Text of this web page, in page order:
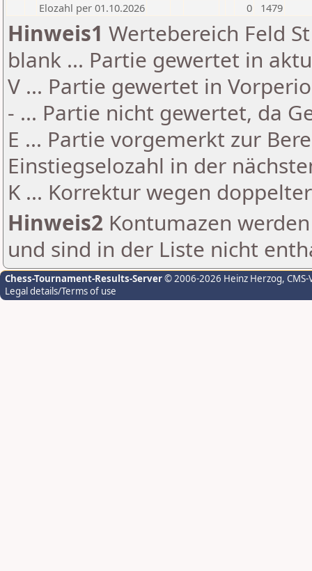
Elozahl per 01.10.2026
0 1479
Hinweis1 Wertebereich Feld
blank ... Partie gewertet in
V ... Partie gewertet in
- ... Partie nicht gewertet, da
E ... Partie vorgemerkt zur
Einstiegselozahl in der
K ... Korrektur wegen
Hinweis2 Kontumazen
und sind in der Liste nicht
Chess-Tournament-Results-Server© 2006-2026 Heinz Herzog,
Legal details/Terms of use